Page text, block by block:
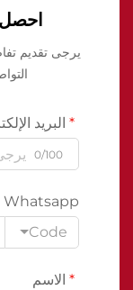
يرجى تقديم
البريد
0/100
Whatsapp
Code
الاسم